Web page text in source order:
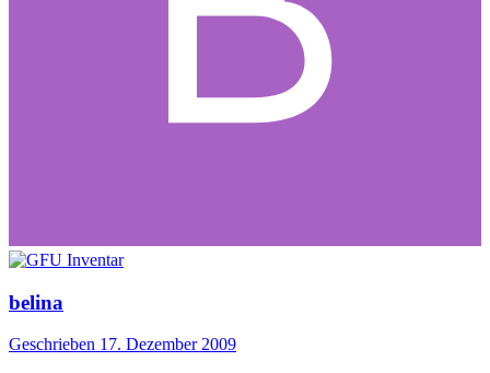
belina
Geschrieben 17. Dezember 2009